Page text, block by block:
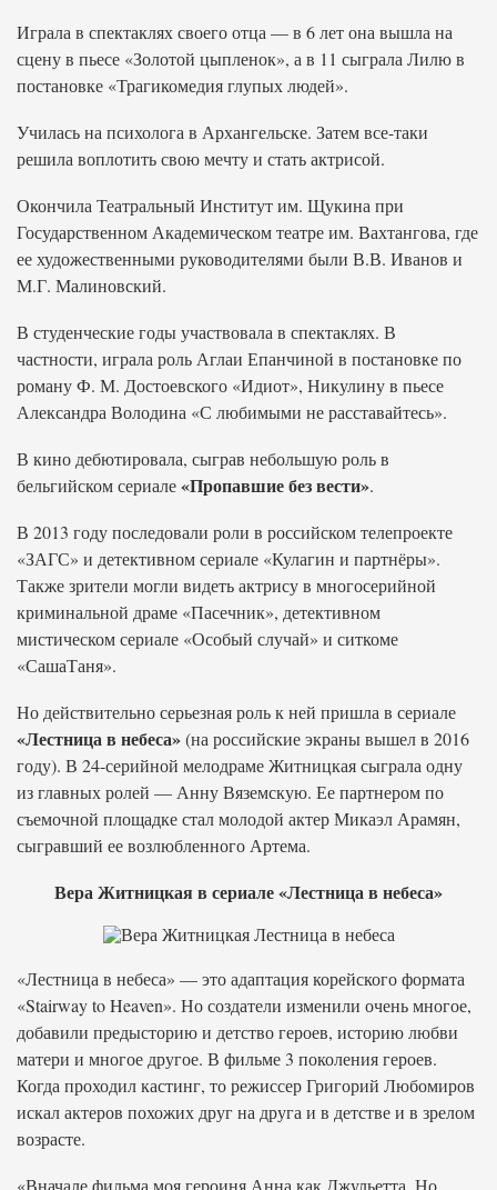
Играла в спектаклях своего отца — в 6 лет она вышла на
сцену в пьесе «Золотой цыпленок», а в 11 сыграла Лилю в
постановке «Трагикомедия глупых людей».
Училась на психолога в Архангельске. Затем все-таки
решила воплотить свою мечту и стать актрисой.
Окончила Театральный Институт им. Щукина при
Государственном Академическом театре им. Вахтангова, где
ее художественными руководителями были В.В. Иванов и
М.Г. Малиновский.
В студенческие годы участвовала в спектаклях. В
частности, играла роль Аглаи Епанчиной в постановке по
роману Ф. М. Достоевского «Идиот», Никулину в пьесе
Александра Володина «С любимыми не расставайтесь».
В кино дебютировала, сыграв небольшую роль в
бельгийском сериале«Пропавшие без вести».
В 2013 году последовали роли в российском телепроекте
«ЗАГС» и детективном сериале «Кулагин и партнёры».
Также зрители могли видеть актрису в многосерийной
криминальной драме «Пасечник», детективном
мистическом сериале «Особый случай» и ситкоме
«СашаТаня».
Но действительно серьезная роль к ней пришла в сериале
«Лестница в небеса»(на российские экраны вышел в 2016
году). В 24-серийной мелодраме Житницкая сыграла одну
из главных ролей — Анну Вяземскую. Ее партнером по
съемочной площадке стал молодой актер Микаэл Арамян,
сыгравший ее возлюбленного Артема.
Вера Житницкая в сериале «Лестница в небеса»
«Лестница в небеса» — это адаптация корейского формата
«Stairway to Heaven». Но создатели изменили очень многое,
добавили предысторию и детство героев, историю любви
матери и многое другое. В фильме 3 поколения героев.
Когда проходил кастинг, то режиссер Григорий Любомиров
искал актеров похожих друг на друга и в детстве и в зрелом
возрасте.
«Вначале фильма моя героиня Анна как Джульетта. Но